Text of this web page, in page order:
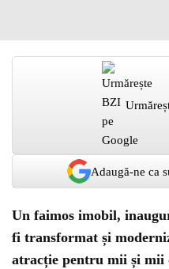
Adaugă-ne ca
Un faimos imobil,
fi transformat și
atracție pentru mii și